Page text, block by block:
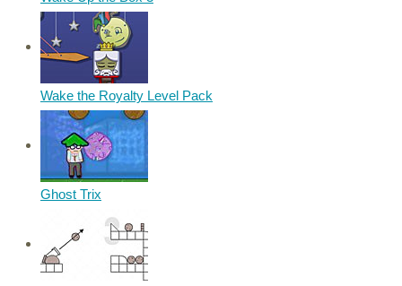
Wake the Royalty Level Pack
Ghost Trix